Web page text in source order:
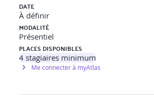
DATE
À définir
MODALITÉ
Présentiel
PLACES DISPONIBLES
4stagiaires minimum
Me connecter à myAtlas